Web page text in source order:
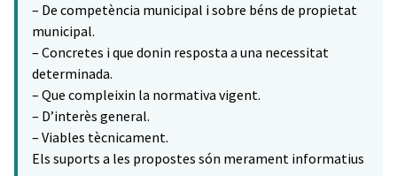
– De competència municipal i sobre béns de propietat
municipal.
– Concretes i que donin resposta a una necessitat
determinada.
– Que compleixin la normativa vigent.
– D’interès general.
– Viables tècnicament.
Els suports a les propostes són merament informatius